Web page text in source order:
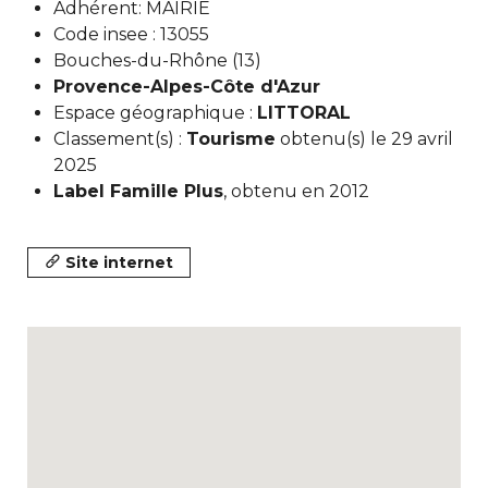
Adhérent: MAIRIE
Code insee : 13055
Bouches-du-Rhône (13)
Provence-Alpes-Côte d'Azur
Espace géographique : LITTORAL
Classement(s) : Tourisme obtenu(s) le 29 avril
2025
Label Famille Plus, obtenu en 2012
Site internet